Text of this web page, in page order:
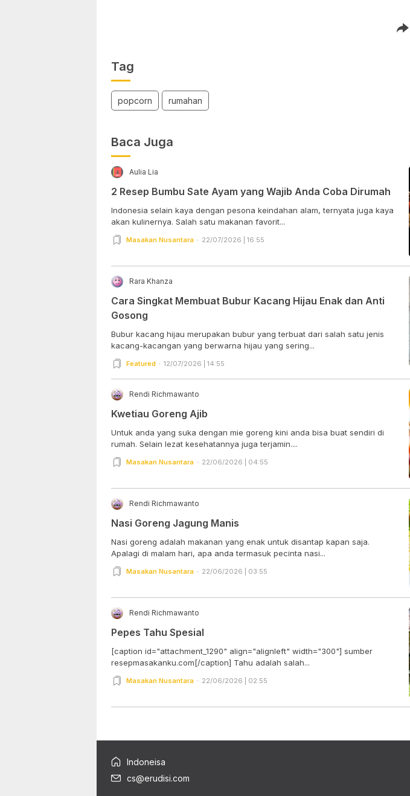
Tag
popcorn rumahan
Baca Juga
Aulia Lia
2 Resep Bumbu Sate Ayam yang Wajib Anda Coba Dirumah
Indonesia selain kaya dengan pesona keindahan alam, ternyata juga kaya
akan kulinernya. Salah satu makanan favorit...
Masakan Nusantara 22/07/2026 | 16:55
Rara Khanza
Cara Singkat Membuat Bubur Kacang Hijau Enak dan Anti
Gosong
Bubur kacang hijau merupakan bubur yang terbuat dari salah satu jenis
kacang-kacangan yang berwarna hijau yang sering...
Featured 12/07/2026 | 14:55
Rendi Richmawanto
Kwetiau Goreng Ajib
Untuk anda yang suka dengan mie goreng kini anda bisa buat sendiri di
rumah. Selain lezat kesehatannya juga terjamin....
Masakan Nusantara 22/06/2026 | 04:55
Rendi Richmawanto
Nasi Goreng Jagung Manis
Nasi goreng adalah makanan yang enak untuk disantap kapan saja.
Apalagi di malam hari, apa anda termasuk pecinta nasi...
Masakan Nusantara 22/06/2026 | 03:55
Rendi Richmawanto
Pepes Tahu Spesial
[caption id="attachment_1290" align="alignleft" width="300"] sumber
resepmasakanku.com[/caption] Tahu adalah salah...
Masakan Nusantara 22/06/2026 | 02:55
Indoneisa
cs@erudisi.com